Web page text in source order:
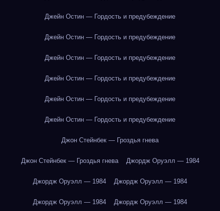
Джейн Остин — Гордость и предубеждение
Джейн Остин — Гордость и предубеждение
Джейн Остин — Гордость и предубеждение
Джейн Остин — Гордость и предубеждение
Джейн Остин — Гордость и предубеждение
Джейн Остин — Гордость и предубеждение
Джон Стейнбек — Гроздья гнева
Джон Стейнбек — Гроздья гнева Джордж Оруэлл — 1984
Джордж Оруэлл — 1984 Джордж Оруэлл — 1984
Джордж Оруэлл — 1984 Джордж Оруэлл — 1984